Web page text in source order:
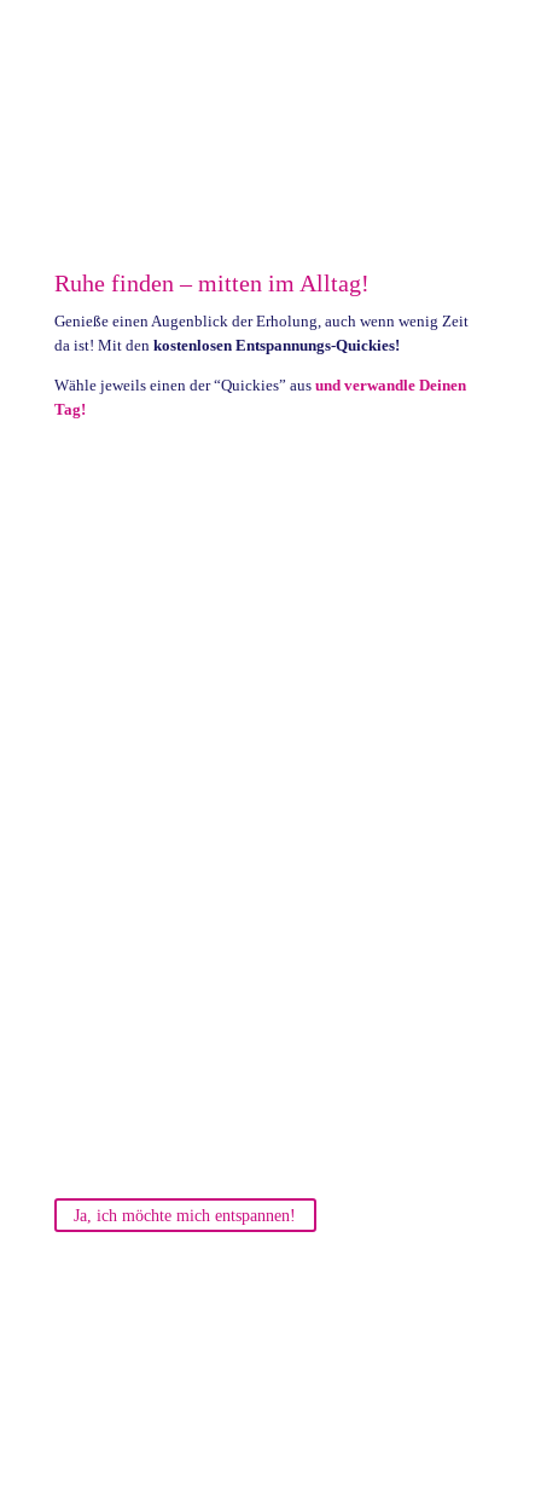
Ruhe finden – mitten im Alltag!
Genieße einen Augenblick der Erholung, auch wenn wenig Zeit
da ist! Mit den kostenlosen Entspannungs-Quickies!
Wähle jeweils einen der “Quickies” aus und verwandle Deinen
Tag!
Ja, ich möchte mich entspannen!